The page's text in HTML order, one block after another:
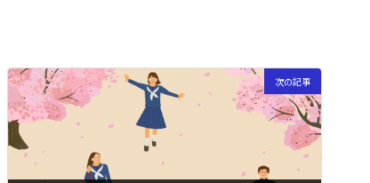
次の記事